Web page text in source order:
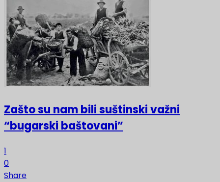
Zašto su nam bili suštinski važni
“bugarski baštovani”
1
0
Share